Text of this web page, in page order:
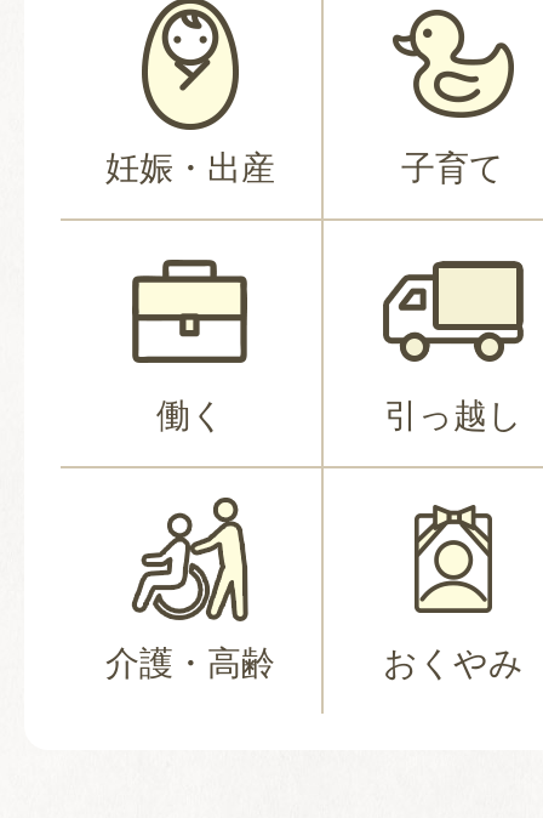
妊娠・出産 子育て
働く 引っ越し
介護・高齢 おくやみ